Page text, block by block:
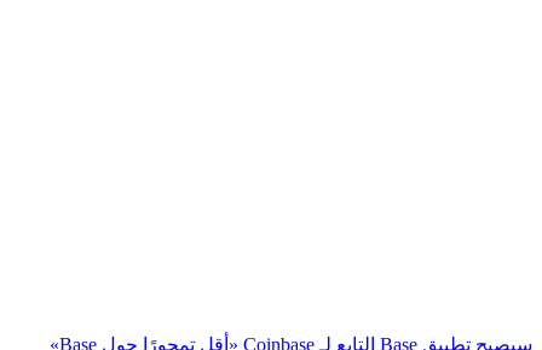
سيصبح تطبيق Base التابع لـ Coinbase «أقل تمحورًا حول Base»